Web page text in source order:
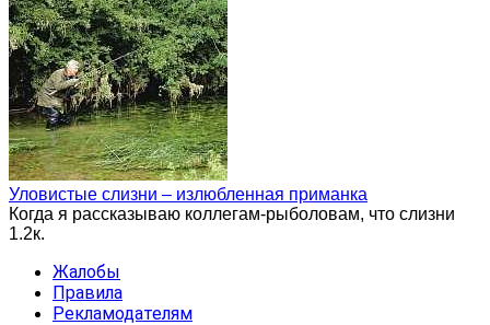
Уловистые слизни – излюбленная приманка
Когда я рассказываю коллегам-рыболовам, что слизни
1.2к.
Жалобы
Правила
Рекламодателям